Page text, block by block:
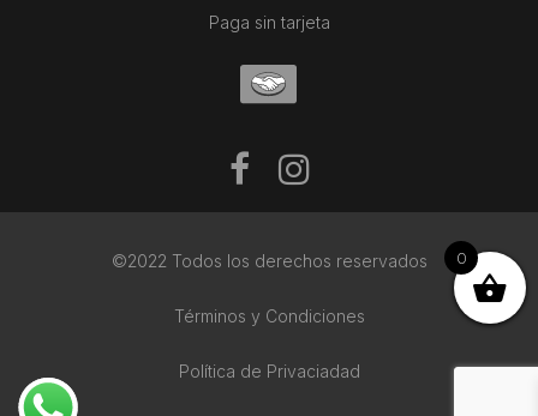
Paga sin tarjeta
©2022 Todos los derechos reservados
Términos y Condiciones
Política de Privaciadad
0